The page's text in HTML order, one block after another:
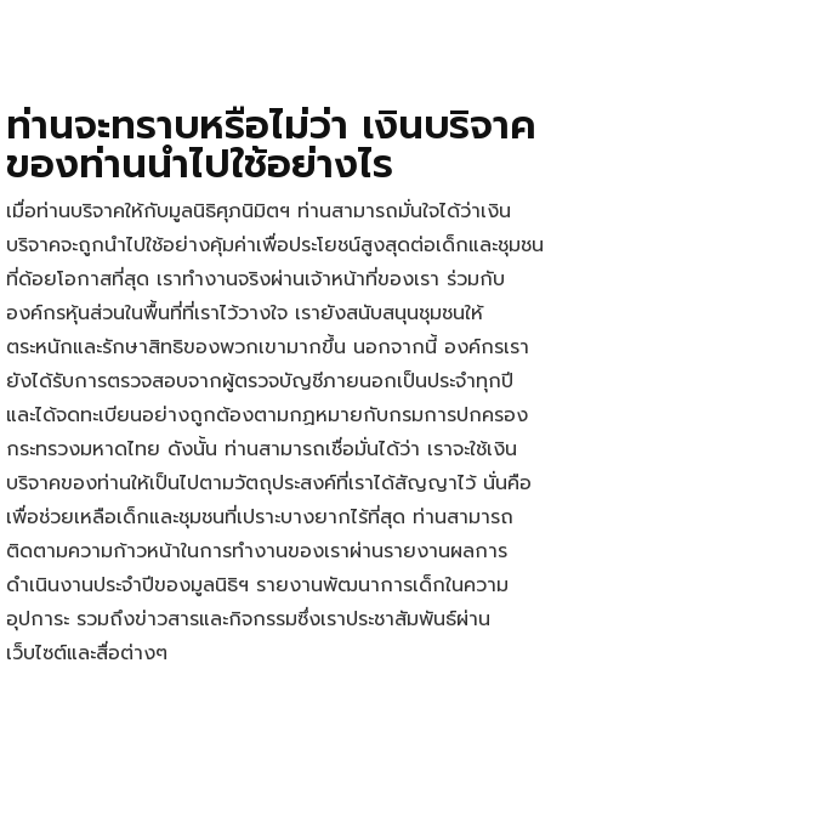
ท่านจะทราบหรือไม่ว่า เงินบริจาค
ของท่านนำไปใช้อย่างไร​
เมื่อท่านบริจาคให้กับมูลนิธิศุภนิมิตฯ ท่านสามารถมั่นใจได้ว่าเงิน
บริจาคจะถูกนำไปใช้อย่างคุ้มค่าเพื่อประโยชน์สูงสุดต่อเด็กและชุมชน
ที่ด้อยโอกาสที่สุด เราทำงานจริงผ่านเจ้าหน้าที่ของเรา ร่วมกับ
องค์กรหุ้นส่วนในพื้นที่ที่เราไว้วางใจ เรายังสนับสนุนชุมชนให้
ตระหนักและรักษาสิทธิของพวกเขามากขึ้น นอกจากนี้ องค์กรเรา
ยังได้รับการตรวจสอบจากผู้ตรวจบัญชีภายนอกเป็นประจำทุกปี
และได้จดทะเบียนอย่างถูกต้องตามกฏหมายกับกรมการปกครอง
กระทรวงมหาดไทย ดังนั้น ท่านสามารถเชื่อมั่นได้ว่า เราจะใช้เงิน
บริจาคของท่านให้เป็นไปตามวัตถุประสงค์ที่เราได้สัญญาไว้ นั่นคือ
เพื่อช่วยเหลือเด็กและชุมชนที่เปราะบางยากไร้ที่สุด ท่านสามารถ
ติดตามความก้าวหน้าในการทำงานของเราผ่านรายงานผลการ
ดำเนินงานประจำปีของมูลนิธิฯ รายงานพัฒนาการเด็กในความ
อุปการะ รวมถึงข่าวสารและกิจกรรมซึ่งเราประชาสัมพันธ์ผ่าน
เว็บไซต์และสื่อต่างๆ